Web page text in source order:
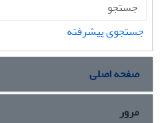
جستجوی پیشرفته
صفحه اصلی
مرور